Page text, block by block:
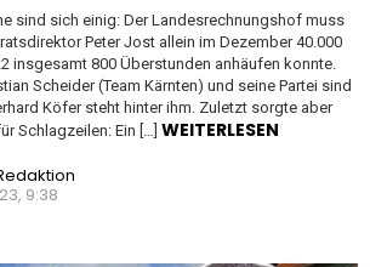
sind sich einig: Der Landesrechnungshof muss
Peter Jost allein im Dezember 40.000
insgesamt 800 Überstunden anhäufen konnte.
Scheider (Team Kärnten) und seine Partei sind
Köfer steht hinter ihm. Zuletzt sorgte aber
Schlagzeilen: Ein […] WEITERLESEN
9:38